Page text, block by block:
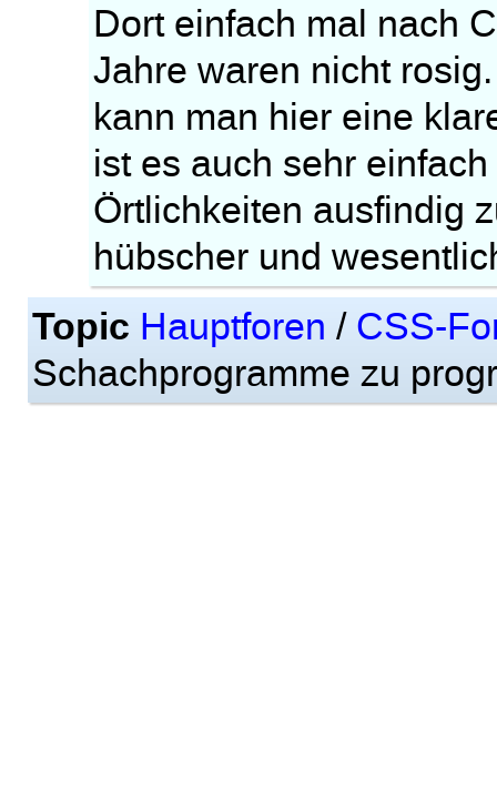
Dort einfach mal nach
Jahre waren nicht
kann man hier eine
ist es auch sehr
Örtlichkeiten ausfindig
hübscher und
Topic Hauptforen / CSS-
Schachprogramme zu